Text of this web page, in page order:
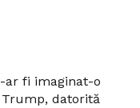
ar fi imaginat-o
datorită